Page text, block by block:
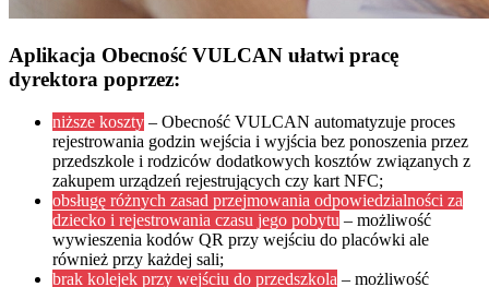
Aplikacja Obecność VULCAN ułatwi pracę
dyrektora poprzez:
niższe koszty – Obecność VULCAN automatyzuje proces
rejestrowania godzin wejścia i wyjścia bez ponoszenia przez
przedszkole i rodziców dodatkowych kosztów związanych z
zakupem urządzeń rejestrujących czy kart NFC;
obsługę różnych zasad przejmowania odpowiedzialności za
dziecko i rejestrowania czasu jego pobytu – możliwość
wywieszenia kodów QR przy wejściu do placówki ale
również przy każdej sali;
brak kolejek przy wejściu do przedszkola – możliwość